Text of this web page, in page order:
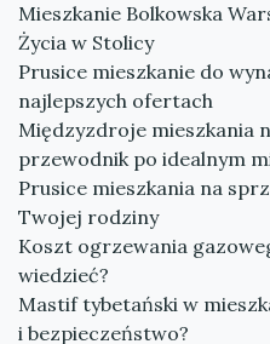
Mieszkanie Bolkowska
Życia w Stolicy
Prusice mieszkanie do
najlepszych ofertach
Międzyzdroje mieszkania
przewodnik po idealnym
Prusice mieszkania na
Twojej rodziny
Koszt ogrzewania
wiedzieć?
Mastif tybetański w
i bezpieczeństwo?